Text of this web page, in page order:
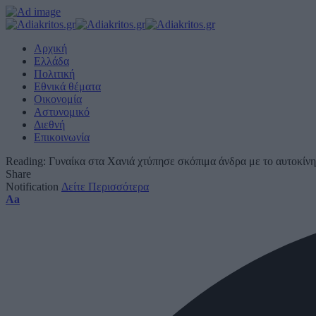
Αρχική
Ελλάδα
Πολιτική
Εθνικά θέματα
Οικονομία
Αστυνομικό
Διεθνή
Επικοινωνία
Reading: Γυναίκα στα Χανιά χτύπησε σκόπιμα άνδρα με το
Share
Notification Δείτε Περισσότερα
Font
Aa